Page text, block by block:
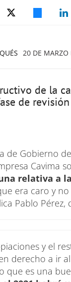
20 DE
de la
de revisión
de Gobierno
Cavima
relativa a
era caro y
Pablo
y el
derecho a ir
que es una